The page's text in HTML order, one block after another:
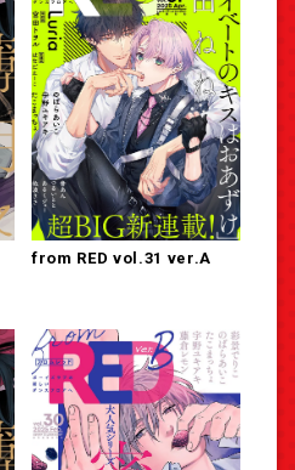
from RED vol.31 ver.A